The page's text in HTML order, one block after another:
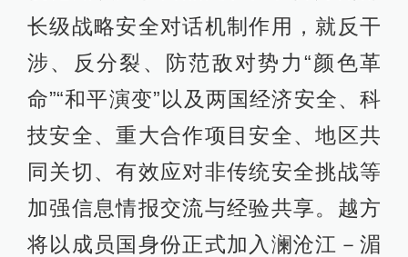
长级战略安全对话机制作用，就反干
涉、反分裂、防范敌对势力“颜色革
命”“和平演变”以及两国经济安全、科
技安全、重大合作项目安全、地区共
同关切、有效应对非传统安全挑战等
加强信息情报交流与经验共享。越方
将以成员国身份正式加入澜沧江－湄